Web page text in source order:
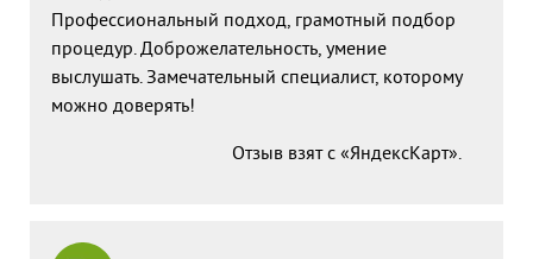
Профессиональный подход, грамотный подбор
процедур. Доброжелательность, умение
выслушать. Замечательный специалист, которому
можно доверять!
Отзыв взят с «ЯндексКарт».